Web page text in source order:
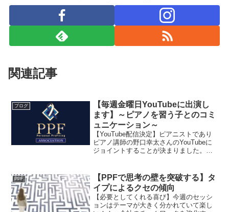
関連記事
ブログ
【毎週金曜日YouTubeに出演し
ます】～ピアノを習う子とのコミ
ュニケーション～
【YouTube配信決定】ピアニストであり
ピアノ講師の野口幸太さんのYouTubeに
ジョイントすることが決まりました。お
ると思い...
PPF
【PPFで思考の壁を突破する】タ
イプによるクセの傾向
【必要としてくれる喜び】今週のセッシ
ョンはテーマが大きく分かれていて楽し